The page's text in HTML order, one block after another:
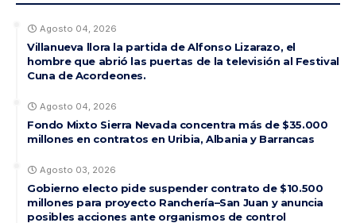
Agosto 04, 2026
Villanueva llora la partida de Alfonso Lizarazo, el
hombre que abrió las puertas de la televisión al Festival
Cuna de Acordeones.
Agosto 04, 2026
Fondo Mixto Sierra Nevada concentra más de $35.000
millones en contratos en Uribia, Albania y Barrancas
Agosto 03, 2026
Gobierno electo pide suspender contrato de $10.500
millones para proyecto Ranchería–San Juan y anuncia
posibles acciones ante organismos de control